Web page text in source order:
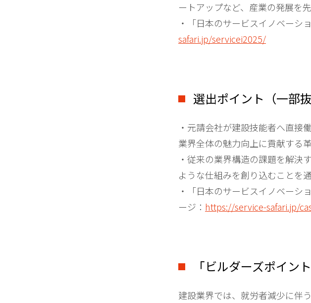
ートアップなど、産業の発展を
・「日本のサービスイノベーシ
safari.jp/servicei2025/
選出ポイント（一部
・元請会社が建設技能者へ直接
業界全体の魅力向上に貢献する
・従来の業界構造の課題を解決
ような仕組みを創り込むことを
・「日本のサービスイノベー
ージ： https://service-safari.jp/
「ビルダーズポイン
建設業界では、就労者減少に伴